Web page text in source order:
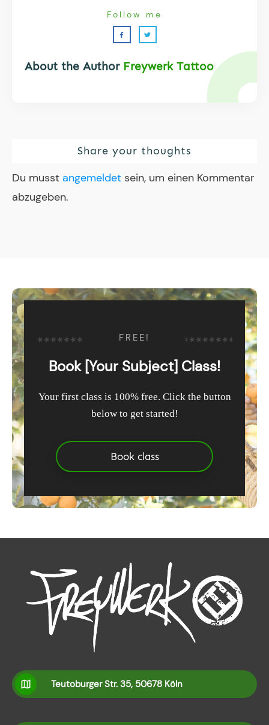
About the Author Freywerk Tattoo
Follow me
Share your thoughts
Du musst angemeldet sein, um einen Kommentar
abzugeben.
FREE!
Book [Your Subject] Class!
Your first class is 100% free. Click the button
below to get started!
Book class
Teutoburger Str. 35, 50678 Köln